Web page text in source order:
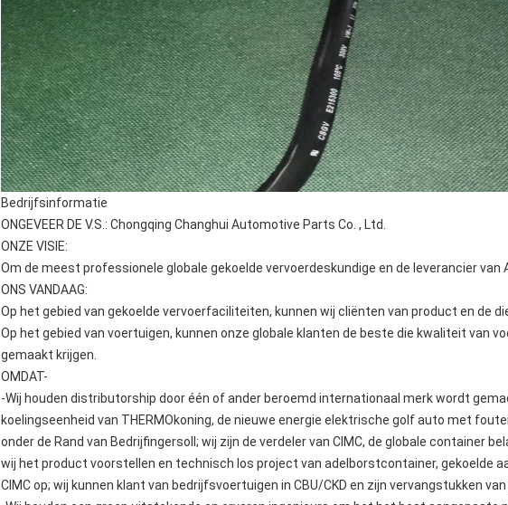
Bedrijfsinformatie
ONGEVEER DE V.S.: Chongqing Changhui Automotive Parts Co. , Ltd.
ONZE VISIE:
Om de meest professionele globale gekoelde vervoerdeskundige en de leverancier van
ONS VANDAAG:
Op het gebied van gekoelde vervoerfaciliteiten, kunnen wij cliënten van product en de
Op het gebied van voertuigen, kunnen onze globale klanten de beste die kwaliteit van
gemaakt krijgen.
OMDAT-
-Wij houden distributorship door één of ander beroemd internationaal merk wordt
koelingseenheid van THERMOkoning, de nieuwe energie elektrische golf auto met
onder de Rand van Bedrijfingersoll; wij zijn de verdeler van CIMC, de globale container
wij het product voorstellen en technisch los project van adelborstcontainer, gekoelde
CIMC op; wij kunnen klant van bedrijfsvoertuigen in CBU/CKD en zijn vervangstukken